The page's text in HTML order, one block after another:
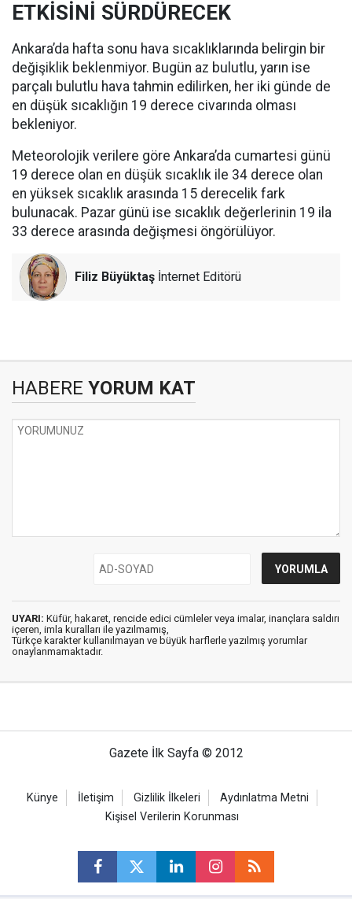
ETKİSİNİ SÜRDÜRECEK
Ankara’da hafta sonu hava sıcaklıklarında belirgin bir
değişiklik beklenmiyor. Bugün az bulutlu, yarın ise
parçalı bulutlu hava tahmin edilirken, her iki günde de
en düşük sıcaklığın 19 derece civarında olması
bekleniyor.
Meteorolojik verilere göre Ankara’da cumartesi günü
19 derece olan en düşük sıcaklık ile 34 derece olan
en yüksek sıcaklık arasında 15 derecelik fark
bulunacak. Pazar günü ise sıcaklık değerlerinin 19 ila
33 derece arasında değişmesi öngörülüyor.
Filiz Büyüktaş İnternet Editörü
HABERE YORUM KAT
UYARI: Küfür, hakaret, rencide edici cümleler veya imalar, inançlara saldırı
içeren, imla kuralları ile yazılmamış,
Türkçe karakter kullanılmayan ve büyük harflerle yazılmış yorumlar
onaylanmamaktadır.
Gazete İlk Sayfa © 2012
Künye İletişim Gizlilik İlkeleri
Aydınlatma Metni
Kişisel Verilerin Korunması